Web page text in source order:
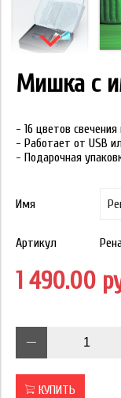
Мишка с
- 16 цветов
- Работает от USB
- Подарочная
Имя
Артикул
1 490.00
КУПИТЬ